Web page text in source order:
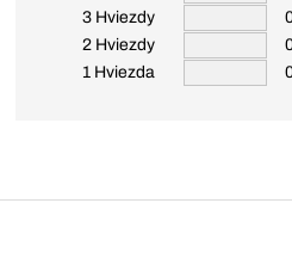
3 Hviezdy
2 Hviezdy
1 Hviezda